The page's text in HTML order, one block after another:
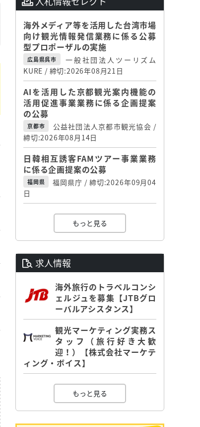
海外メディア等を活用した台湾市場
向け観光情報発信業務に係る公募
型プロポーザルの実施
広島県呉市
一般社団法人ツーリズム
KURE / 締切:2026年08月21日
AIを活用した京都観光案内機能の
活用促進事業業務に係る企画提案
の公募
京都市
公益社団法人京都市観光協会 /
締切:2026年08月14日
日韓相互誘客FAMツアー事業業務
に係る企画提案の公募
福岡県
福岡県庁 / 締切:2026年09月04
日
もっと見る
求人情報
海外旅行のトラベルコンシ
ェルジュを募集【JTBグロ
ーバルアシスタンス】
観光マーケティング実務ス
タッフ（旅行好き大歓
迎！）【株式会社マーケテ
ィング・ボイス】
もっと見る